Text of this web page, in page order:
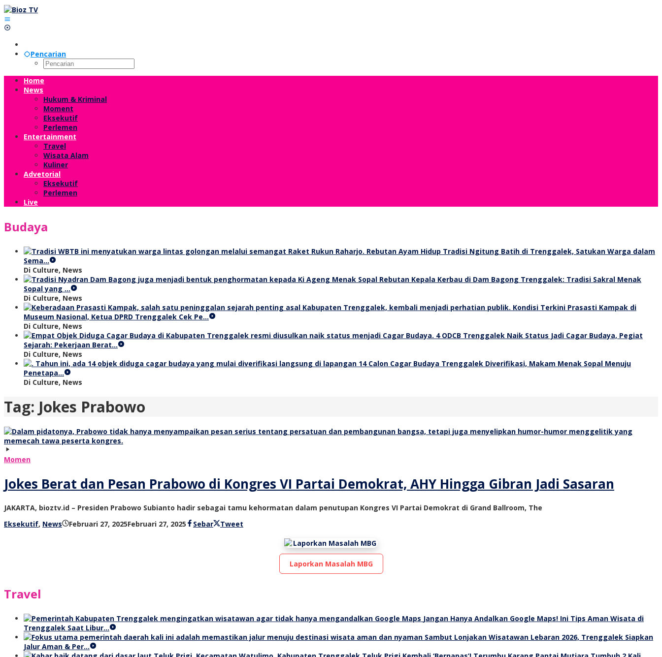
Lewati
ke
konten
Pencarian
Home
News
Hukum & Kriminal
Moment
Eksekutif
Perlemen
Entertainment
Travel
Wisata Alam
Kuliner
Advetorial
Eksekutif
Perlemen
Live
Budaya
Rebutan Ayam Hidup Tradisi Ngitung Batih di Trenggalek, Satukan Warga dalam
Sema…
Di Culture, News
Rebutan Kepala Kerbau di Dam Bagong Trenggalek: Tradisi Sakral Menak
Sopal yang …
Di Culture, News
Kondisi Terkini Prasasti Kampak di
Museum Nasional, Ketua DPRD Trenggalek Cek Pe…
Di Culture, News
4 ODCB Trenggalek Naik Status Jadi Cagar Budaya, Pegiat
Sejarah: Pekerjaan Berat…
Di Culture, News
14 Calon Cagar Budaya Trenggalek Diverifikasi, Makam Menak Sopal Menuju
Penetapa…
Di Culture, News
Tag: Jokes Prabowo
Momen
Jokes Berat dan Pesan Prabowo di Kongres VI Partai Demokrat, AHY Hingga Gibran Jadi Sasaran
JAKARTA, bioztv.id – Presiden Prabowo Subianto hadir sebagai tamu kehormatan dalam penutupan Kongres VI Partai Demokrat di Grand Ballroom, The
Eksekutif, News Februari 27, 2025Februari 27, 2025 olehSebar Tweet
Laporkan Masalah MBG
Travel
Jangan Hanya Andalkan Google Maps! Ini Tips Aman Wisata di
Trenggalek Saat Libur…
Sambut Lonjakan Wisatawan Lebaran 2026, Trenggalek Siapkan
Jalur Aman & Per…